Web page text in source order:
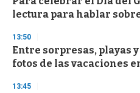
lectura para hablar
13:50
Entre sorpresas, playas
fotos de las vacaciones
13:45